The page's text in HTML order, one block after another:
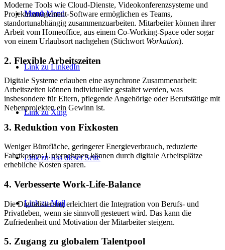
Menü Menü
Link zu LinkedIn
Link zu Xing
Link zu Rss dieser Seite
Link zu Mail
Moderne Tools wie Cloud-Dienste, Videokonferenzsysteme und
Projektmanagement-Software ermöglichen es Teams,
standortunabhängig zusammenzuarbeiten. Mitarbeiter können ihrer
Arbeit vom Homeoffice, aus einem Co-Working-Space oder sogar
von einem Urlaubsort nachgehen (Stichwort Workation).
2. Flexible Arbeitszeiten
Digitale Systeme erlauben eine asynchrone Zusammenarbeit:
Arbeitszeiten können individueller gestaltet werden, was
insbesondere für Eltern, pflegende Angehörige oder Berufstätige mit
Nebenprojekten ein Gewinn ist.
3. Reduktion von Fixkosten
Weniger Bürofläche, geringerer Energieverbrauch, reduzierte
Fahrtkosten: Unternehmen können durch digitale Arbeitsplätze
erhebliche Kosten sparen.
4. Verbesserte Work-Life-Balance
Die Digitalisierung erleichtert die Integration von Berufs- und
Privatleben, wenn sie sinnvoll gesteuert wird. Das kann die
Zufriedenheit und Motivation der Mitarbeiter steigern.
5. Zugang zu globalem Talentpool